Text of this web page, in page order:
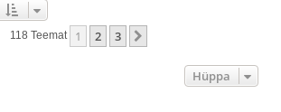
118 Teemat 1 2 3
Hüppa